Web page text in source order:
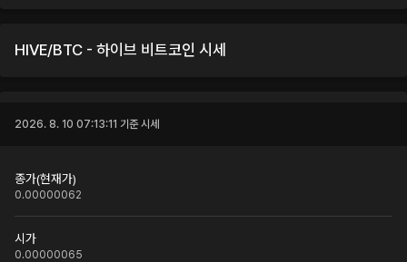
HIVE/BTC - 하이브 비트코인 시세
2026. 8. 10 07:13:11 기준 시세
종가(현재가)
0.00000062
시가
0.00000065